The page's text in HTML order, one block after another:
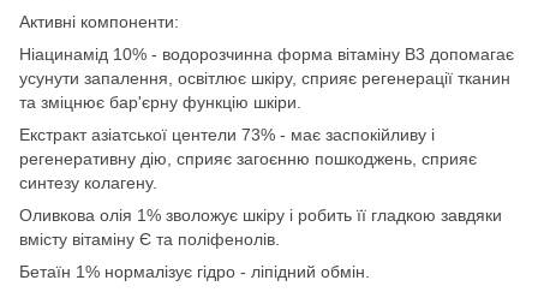
Активні компоненти:
Ніацинамід 10% - водорозчинна форма вітаміну B3 допомагає
усунути запалення, освітлює шкіру, сприяє регенерації тканин
та зміцнює бар'єрну функцію шкіри.
Екстракт азіатської центели 73% - має заспокійливу і
регенеративну дію, сприяє загоєнню пошкоджень, сприяє
синтезу колагену.
Оливкова олія 1% зволожує шкіру і робить її гладкою завдяки
вмісту вітаміну Є та поліфенолів.
Бетаїн 1% нормалізує гідро - ліпідний обмін.